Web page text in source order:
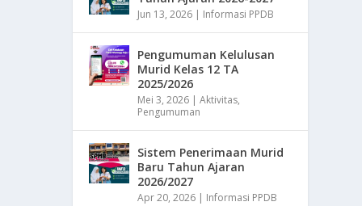
Jun 13, 2026 Informasi PPDB
Pengumuman Kelulusan
Murid Kelas 12 TA
2025/2026
Mei 3, 2026 |Aktivitas,
Pengumuman
Sistem Penerimaan Murid
Baru Tahun Ajaran
2026/2027
Apr 20, 2026 Informasi PPDB